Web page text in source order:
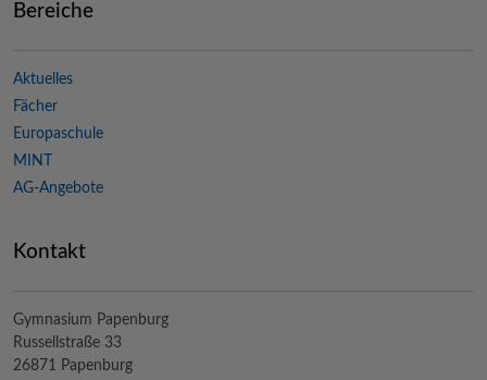
Bereiche
Aktuelles
Fächer
Europaschule
MINT
AG-Angebote
Kontakt
Gymnasium Papenburg
Russellstraße 33
26871 Papenburg